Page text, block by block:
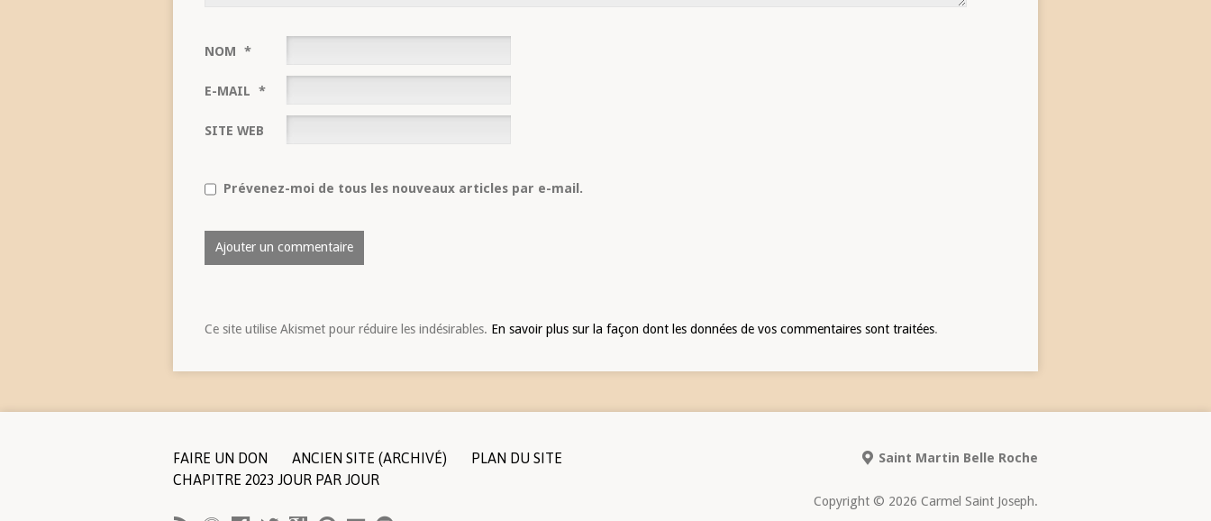
NOM *
E-MAIL *
SITE WEB
Prévenez-moi de tous les nouveaux articles par e-mail.
Ce site utilise Akismet pour réduire les indésirables. En savoir plus sur la façon dont les données de vos commentaires sont traitées.
FAIRE UN DON ANCIEN SITE (ARCHIVÉ)
PLAN DU SITE
CHAPITRE 2023 JOUR PAR JOUR
Saint Martin Belle Roche
Copyright © 2026 Carmel Saint Joseph.